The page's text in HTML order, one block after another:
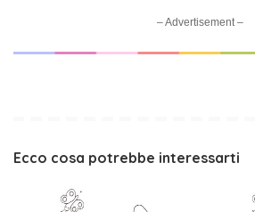
– Advertisement –
Ecco cosa potrebbe interessarti